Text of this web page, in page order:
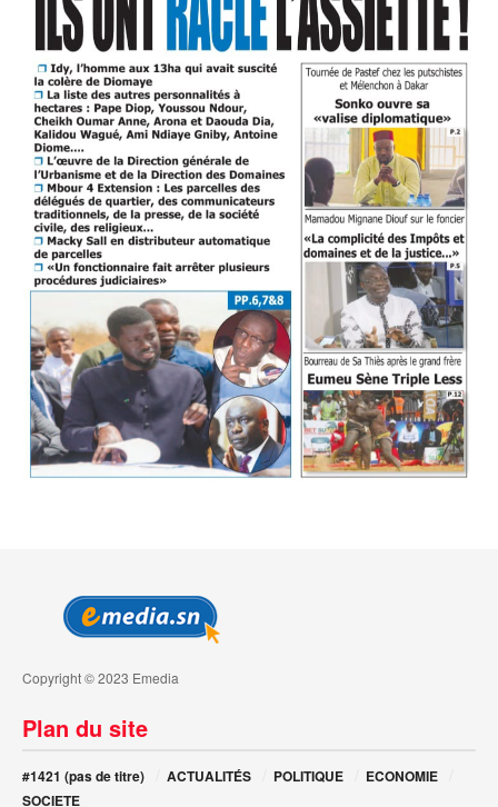
Copyright © 2023 Emedia
Plan du site
#1421 (pas de titre) ACTUALITÉS POLITIQUE
ECONOMIE
SOCIETE